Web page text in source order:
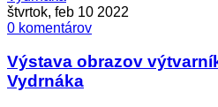
štvrtok, feb 10 2022
0 komentárov
Výstava obrazov
Vydrnáka